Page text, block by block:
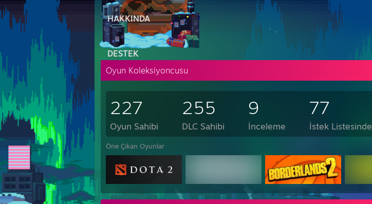
HAKKINDA
DESTEK
Oyun Koleksiyoncusu
227
Oyun Sahibi
255
DLC Sahibi
9
İnceleme
77
İstek Listesinde
Öne Çıkan Oyunlar